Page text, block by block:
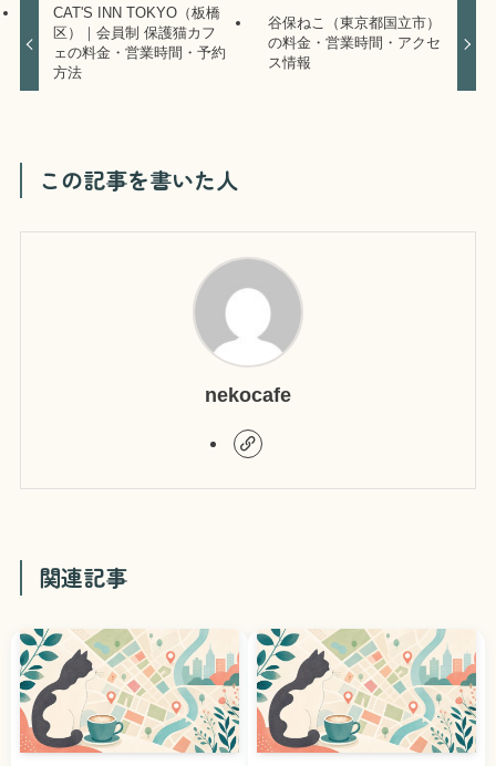
CAT'S INN TOKYO（板橋
区）｜会員制 保護猫カフ
ェの料金・営業時間・予約
方法
谷保ねこ（東京都国立市）
の料金・営業時間・アクセ
ス情報
この記事を書いた人
nekocafe
関連記事